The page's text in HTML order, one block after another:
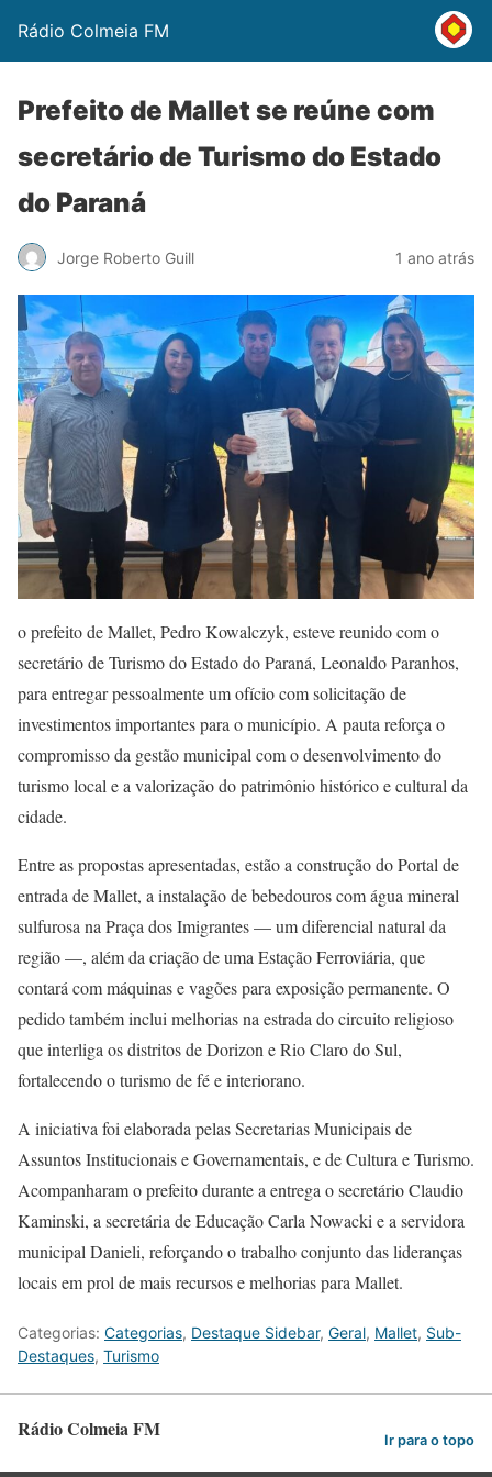
Rádio Colmeia FM
Prefeito de Mallet se reúne com
secretário de Turismo do Estado
do Paraná
Jorge Roberto Guill 1 ano atrás
o prefeito de Mallet, Pedro Kowalczyk, esteve reunido com o
secretário de Turismo do Estado do Paraná, Leonaldo Paranhos,
para entregar pessoalmente um ofício com solicitação de
investimentos importantes para o município. A pauta reforça o
compromisso da gestão municipal com o desenvolvimento do
turismo local e a valorização do patrimônio histórico e cultural da
cidade.
Entre as propostas apresentadas, estão a construção do Portal de
entrada de Mallet, a instalação de bebedouros com água mineral
sulfurosa na Praça dos Imigrantes — um diferencial natural da
região —, além da criação de uma Estação Ferroviária, que
contará com máquinas e vagões para exposição permanente. O
pedido também inclui melhorias na estrada do circuito religioso
que interliga os distritos de Dorizon e Rio Claro do Sul,
fortalecendo o turismo de fé e interiorano.
A iniciativa foi elaborada pelas Secretarias Municipais de
Assuntos Institucionais e Governamentais, e de Cultura e Turismo.
Acompanharam o prefeito durante a entrega o secretário Claudio
Kaminski, a secretária de Educação Carla Nowacki e a servidora
municipal Danieli, reforçando o trabalho conjunto das lideranças
locais em prol de mais recursos e melhorias para Mallet.
Categorias: Categorias, Destaque Sidebar, Geral, Mallet, Sub-
Destaques, Turismo
Rádio Colmeia FM Ir para o topo